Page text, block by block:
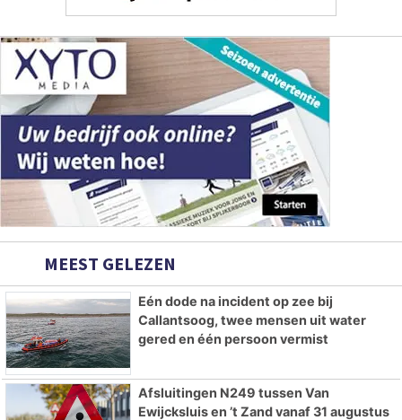
MEEST GELEZEN
Eén dode na incident op zee bij
Callantsoog, twee mensen uit water
gered en één persoon vermist
Afsluitingen N249 tussen Van
Ewijcksluis en ’t Zand vanaf 31 augustus